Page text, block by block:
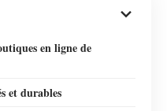
en ligne de
et durables